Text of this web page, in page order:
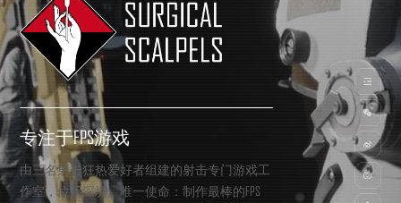
专注于FPS游戏
由三名射击狂热爱好者组建的射击专门游戏工
作室，位于深圳。唯一使命：制作最棒的FPS